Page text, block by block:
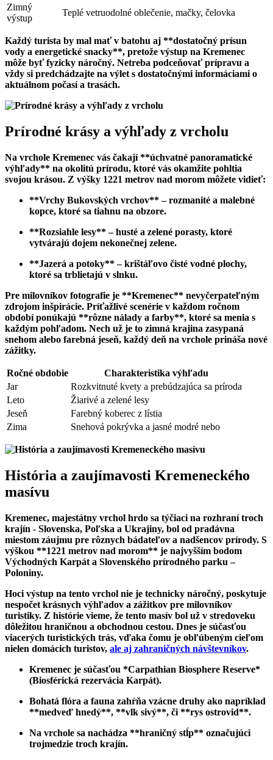
Zimný
výstup
Teplé​ vetruodolné oblečenie, ​mačky,⁤ čelovka
Každý turista by mal ‌mať v batohu aj **dostatočný prísun
vody a energetické snacky**, pretože výstup na Kremenec
môže byť fyzicky⁣ náročný. Netreba podceňovať prípravu a
vždy si predchádzajte​ na ​výlet ‍s dostatočnými informáciami o
aktuálnom počasí a trasách.
Prírodné krásy a výhľady z vrcholu
Na vrchole Kremenec vás čakají **úchvatné panoramatické
výhľady** na okolitú ​prírodu, ktoré vás okamžite pohltia
svojou krásou.‌ Z výšky⁢ 1221 metrov nad morom môžete vidieť:
**Vrchy Bukovských vrchov** – rozmanité a malebné
kopce, ktoré sa tiahnu⁤ na obzore.
**Rozsiahle lesy** – husté a ‌zelené porasty, ktoré⁢
vytvárajú dojem nekonečnej zelene.
**Jazerá a potoky** – krištáľovo čisté vodné ⁤plochy,
ktoré sa trblietajú v slnku.
Pre milovníkov fotografie je **Kremenec** nevyčerpateľným
zdrojom inšpirácie. Príťažlivé scenérie v ⁣každom‍ ročnom
období ponúkajú **rôzne nálady a farby**, ktoré sa menia s
‌každým pohľadom. Nech už je to zimná krajina zasypaná
snehom alebo farebná jeseň, každý deň na vrchole prináša nové
zážitky.
Ročné obdobie
Charakteristika výhľadu
Jar
Rozkvitnuté kvety a prebúdzajúca sa príroda
Leto
Žiarivé a zelené lesy
Jeseň
Farebný koberec z lístia
Zima
Snehová pokrývka‌ a jasné modré nebo
História a zaujímavosti Kremeneckého
masívu
Kremenec, majestátny vrchol‌ hrdo sa týčiaci na rozhraní troch
krajín -‍ Slovenska, Poľska⁢ a Ukrajiny, bol od pradávna
‌miestom záujmu pre ⁤rôznych bádateľov a nadšencov prírody. S
výškou **1221 metrov nad morom** je⁤ najvyšším bodom
Východných Karpát a Slovenského prírodného parku –
Poloniny.
Hoci výstup na tento‍ vrchol nie je technicky náročný, poskytuje
nespočet krásnych výhľadov​ a ​zážitkov pre milovníkov
turistiky. Z histórie vieme, že tento masív bol už v stredoveku
dôležitou hraničnou a obchodnou cestou. Dnes je súčasťou ​
viacerých turistických trás, vďaka čomu je‌ obľúbeným cieľom
nielen‌ domácich turistov, ale aj zahraničných návštevníkov.
Kremenec je súčasťou *Carpathian Biosphere Reserve*
(Biosférická rezervácia Karpát).
Bohatá‌ flóra a ‌fauna zahŕňa vzácne druhy ako napríklad
**medveď hnedý**, **vlk sivý**, či **rys ostrovid**.
Na vrchole sa nachádza **hraničný stĺp** označujúci
trojmedzie⁢ troch⁢ krajín.